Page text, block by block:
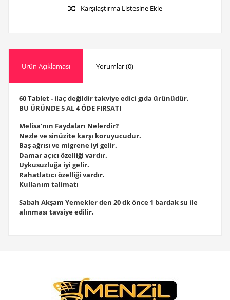
Karşılaştırma Listesine Ekle
Ürün Açıklaması Yorumlar (0)
60 Tablet - ilaç değildir takviye edici gıda ürünüdür.
BU ÜRÜNDE 5 AL 4 ÖDE FIRSATI
Melisa'nın Faydaları Nelerdir?
Nezle ve sinüzite karşı koruyucudur.
Baş ağrısı ve migrene iyi gelir.
Damar açıcı özelliği vardır.
Uykusuzluğa iyi gelir.
Rahatlatıcı özelliği vardır.
Kullanım talimatı
Sabah Akşam Yemekler den 20 dk önce 1 bardak su ile
alınması tavsiye edilir.